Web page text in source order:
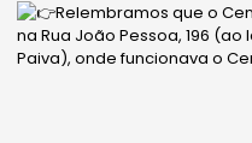
Relembramos que o
na Rua João Pessoa, 196 (ao
Paiva), onde funcionava o